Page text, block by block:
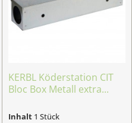
KERBL Köderstation CIT
Bloc Box Metall extra...
Inhalt 1 Stück